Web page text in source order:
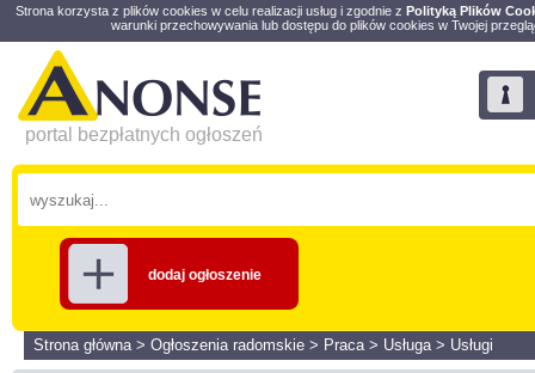
Strona korzysta z plików cookies w celu realizacji usług i zgodnie z Polityką Plików
warunki przechowywania lub dostępu do plików cookies w Twojej
portal bezpłatnych ogłoszeń
dodaj ogłoszenie
Strona główna> Ogłoszenia radomskie > Praca> Usługa> Usługi